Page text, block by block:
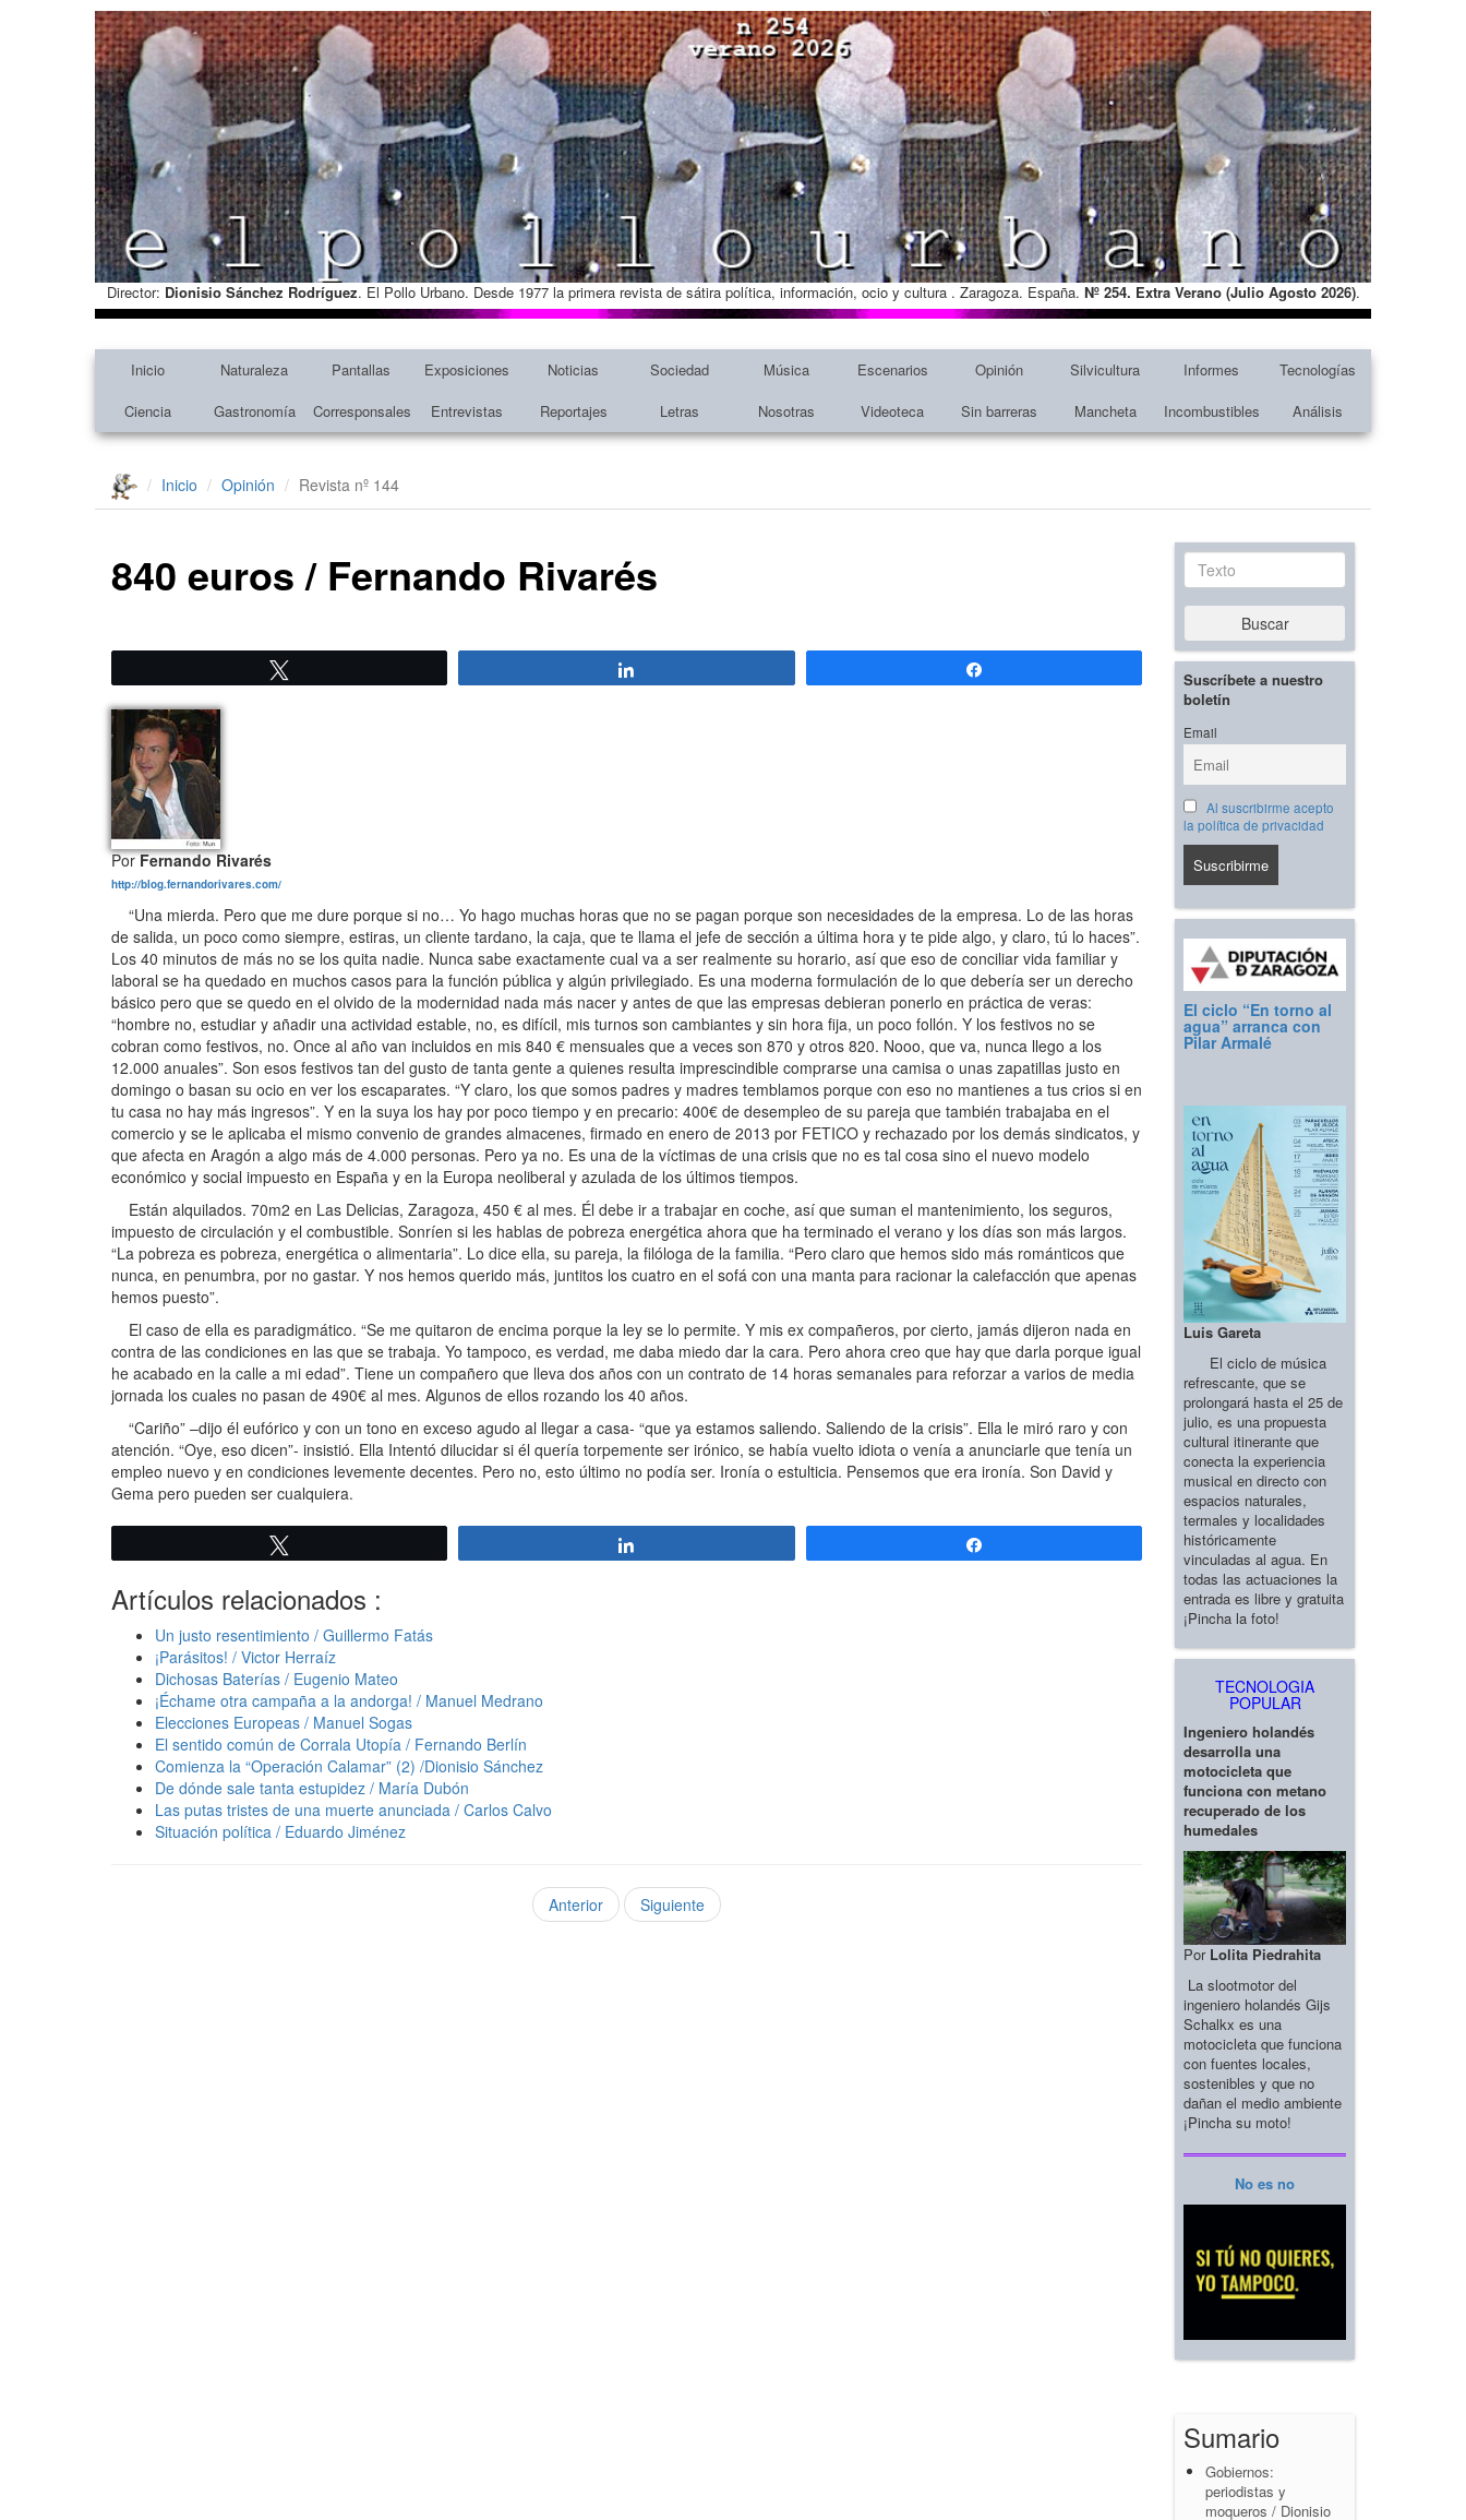
Director: Dionisio Sánchez Rodríguez. El Pollo Urbano. Desde 1977 la primera revista de sátira política, información, ocio y cultura . Zaragoza. España. Nº 254. Extra Verano (Julio Agosto 2026).
Inicio Naturaleza Pantallas Exposiciones Noticias Sociedad Música Escenarios Opinión Silvicultura Informes
Tecnologías
Ciencia
Gastronomía Corresponsales Entrevistas Reportajes Letras Nosotras Videoteca Sin barreras Mancheta Incombustibles Análisis
Inicio Opinión Revista nº 144
840 euros / Fernando Rivarés
PorFernando Rivarés
http://blog.fernandorivares.com/
“Una mierda. Pero que me dure porque si no… Yo hago muchas horas que no se pagan porque son necesidades de la empresa. Lo de las horas
de salida, un poco como siempre, estiras, un cliente tardano, la caja, que te llama el jefe de sección a última hora y te pide algo, y claro, tú lo haces”.
Los 40 minutos de más no se los quita nadie. Nunca sabe exactamente cual va a ser realmente su horario, así que eso de conciliar vida familiar y
laboral se ha quedado en muchos casos para la función pública y algún privilegiado. Es una moderna formulación de lo que debería ser un derecho
básico pero que se quedo en el olvido de la modernidad nada más nacer y antes de que las empresas debieran ponerlo en práctica de veras:
“hombre no, estudiar y añadir una actividad estable, no, es difícil, mis turnos son cambiantes y sin hora fija, un poco follón. Y los festivos no se
cobran como festivos, no. Once al año van incluidos en mis 840 € mensuales que a veces son 870 y otros 820. Nooo, que va, nunca llego a los
12.000 anuales”. Son esos festivos tan del gusto de tanta gente a quienes resulta imprescindible comprarse una camisa o unas zapatillas justo en
domingo o basan su ocio en ver los escaparates. “Y claro, los que somos padres y madres temblamos porque con eso no mantienes a tus crios si en
tu casa no hay más ingresos”. Y en la suya los hay por poco tiempo y en precario: 400€ de desempleo de su pareja que también trabajaba en el
comercio y se le aplicaba el mismo convenio de grandes almacenes, firmado en enero de 2013 por FETICO y rechazado por los demás sindicatos, y
que afecta en Aragón a algo más de 4.000 personas. Pero ya no. Es una de la víctimas de una crisis que no es tal cosa sino el nuevo modelo
económico y social impuesto en España y en la Europa neoliberal y azulada de los últimos tiempos.
Están alquilados. 70m2 en Las Delicias, Zaragoza, 450 € al mes. Él debe ir a trabajar en coche, así que suman el mantenimiento, los seguros,
impuesto de circulación y el combustible. Sonríen si les hablas de pobreza energética ahora que ha terminado el verano y los días son más largos.
“La pobreza es pobreza, energética o alimentaria”. Lo dice ella, su pareja, la filóloga de la familia. “Pero claro que hemos sido más románticos que
nunca, en penumbra, por no gastar. Y nos hemos querido más, juntitos los cuatro en el sofá con una manta para racionar la calefacción que apenas
hemos puesto”.
El caso de ella es paradigmático. “Se me quitaron de encima porque la ley se lo permite. Y mis ex compañeros, por cierto, jamás dijeron nada en
contra de las condiciones en las que se trabaja. Yo tampoco, es verdad, me daba miedo dar la cara. Pero ahora creo que hay que darla porque igual
he acabado en la calle a mi edad”. Tiene un compañero que lleva dos años con un contrato de 14 horas semanales para reforzar a varios de media
jornada los cuales no pasan de 490€ al mes. Algunos de ellos rozando los 40 años.
“Cariño” –dijo él eufórico y con un tono en exceso agudo al llegar a casa- “que ya estamos saliendo. Saliendo de la crisis”. Ella le miró raro y con
atención. “Oye, eso dicen”- insistió. Ella Intentó dilucidar si él quería torpemente ser irónico, se había vuelto idiota o venía a anunciarle que tenía un
empleo nuevo y en condiciones levemente decentes. Pero no, esto último no podía ser. Ironía o estulticia. Pensemos que era ironía. Son David y
Gema pero pueden ser cualquiera.
Artículos relacionados :
Un justo resentimiento / Guillermo Fatás
¡Parásitos! / Victor Herraíz
Dichosas Baterías / Eugenio Mateo
¡Échame otra campaña a la andorga! / Manuel Medrano
Elecciones Europeas / Manuel Sogas
El sentido común de Corrala Utopía / Fernando Berlín
Comienza la “Operación Calamar” (2) /Dionisio Sánchez
De dónde sale tanta estupidez / María Dubón
Las putas tristes de una muerte anunciada / Carlos Calvo
Situación política / Eduardo Jiménez
Anterior Siguiente
Texto
Buscar
Suscríbete a nuestro
boletín
Email
Al suscribirme acepto
la política de privacidad
El ciclo “En torno al
agua” arranca con
Pilar Armalé
Luis Gareta
El ciclo de música
refrescante, que se
prolongará hasta el 25 de
julio, es una propuesta
cultural itinerante que
conecta la experiencia
musical en directo con
espacios naturales,
termales y localidades
históricamente
vinculadas al agua. En
todas las actuaciones la
entrada es libre y gratuita
¡Pincha la foto!
TECNOLOGIA
POPULAR
Ingeniero holandés
desarrolla una
motocicleta que
funciona con metano
recuperado de los
humedales
Por Lolita Piedrahita
La slootmotor del
ingeniero holandés Gijs
Schalkx es una
motocicleta que funciona
con fuentes locales,
sostenibles y que no
dañan el medio ambiente
¡Pincha su moto!
No es no
Sumario
Gobiernos:
periodistas y
moqueros / Dionisio